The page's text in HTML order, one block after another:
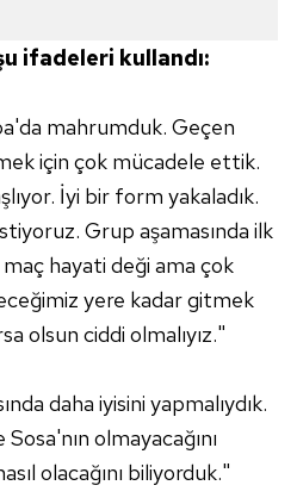
ifadeleri kullandı:
mahrumduk. Geçen
için çok mücadele ettik.
İyi bir form yakaladık.
Grup aşamasında ilk
maç hayati deği ama çok
yere kadar gitmek
olsun ciddi olmalıyız."
daha iyisini yapmalıydık.
olmayacağını
olacağını biliyorduk."